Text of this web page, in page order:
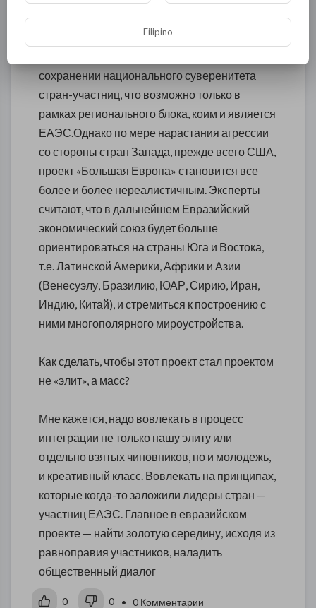
многие нормы Европейского союза. ЕАЭС
формируется с целью эффективного
сохранении национального суверенитета
стран-участниц, что возможно только в
рамках регионального блока, коим и является
ЕАЭС.Однако по мере нарастания агрессии
со стороны стран Запада, прежде всего США,
проект «Большая Европа» становится все
более и более нереалистичным. Эксперты
считают, что в дальнейшем Евразийский
экономический союз будет больше
ориентироваться на страны Юга и Востока,
т.е. Латинской Америки, Африки и Азии
(Венесуэлу, Бразилию, ЮАР, Сирию, Иран,
Индию, Китай), и стремиться к построению с
ними многополярного мироустройства.
Как сделать, чтобы этот проект стал проектом
не «элит», а масс?
Мне кажется, надо вовлекать в процесс
интеграции не только нашу элиту или
отдельно взятых чиновников, но и молодежь,
и креативный класс. Вовлекать на принципах,
которые когда-то заложили лидеры стран —
участниц ЕАЭС. Главное в евразийском
проекте — найти золотую середину, исходя из
равноправия участников, наладить
общественный диалог
0 0 • 0 Комментарии
Filipino